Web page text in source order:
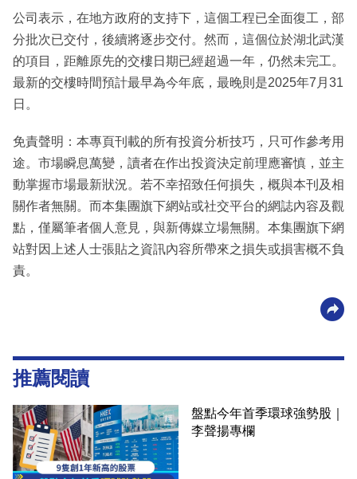
公司表示，在地方政府的支持下，這個工程已全面復工，部
分批次已交付，後續將逐步交付。然而，這個位於湖北武漢
的項目，距離原先的交樓日期已經超過一年，仍然未完工。
最新的交樓時間預計最早為今年底，最晚則是2025年7月31
日。
免責聲明：本專頁刊載的所有投資分析技巧，只可作參考用
途。市場瞬息萬變，讀者在作出投資決定前理應審慎，並主
動掌握市場最新狀況。若不幸招致任何損失，概與本刊及相
關作者無關。而本集團旗下網站或社交平台的網誌內容及觀
點，僅屬筆者個人意見，與新傳媒立場無關。本集團旗下網
站對因上述人士張貼之資訊內容所帶來之損失或損害概不負
責。
推薦閱讀
盤點今年首季環球強勢股｜
李聲揚專欄